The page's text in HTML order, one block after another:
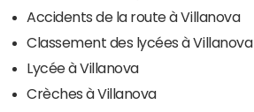
Accidents de la route à Villanova
Classement des lycées à Villanova
Lycée à Villanova
Crèches à Villanova